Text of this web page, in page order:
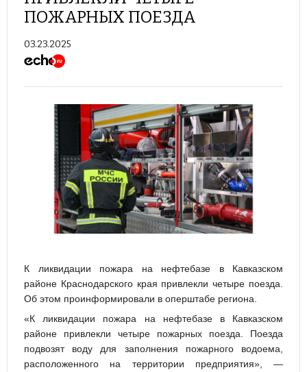
ПОЖАРНЫХ ПОЕЗДА
03.23.2025
К ликвидации пожара на нефтебазе в Кавказском
районе Краснодарского края привлекли четыре поезда.
Об этом проинформировали в оперштабе региона.
«К ликвидации пожара на нефтебазе в Кавказском
районе привлекли четыре пожарных поезда. Поезда
подвозят воду для заполнения пожарного водоема,
расположенного на территории предприятия», —